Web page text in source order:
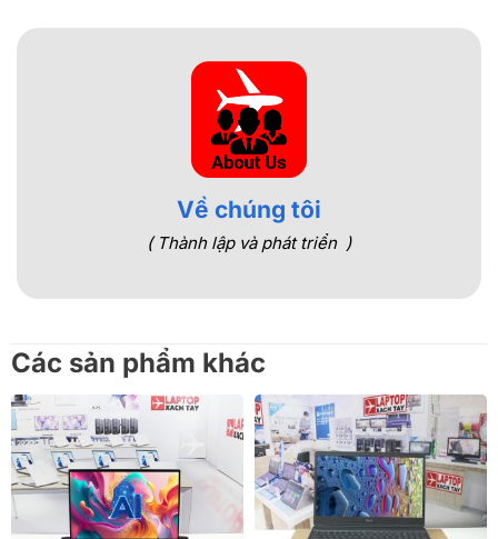
Về chúng tôi
( Thành lập và phát triển )
Các sản phẩm khác